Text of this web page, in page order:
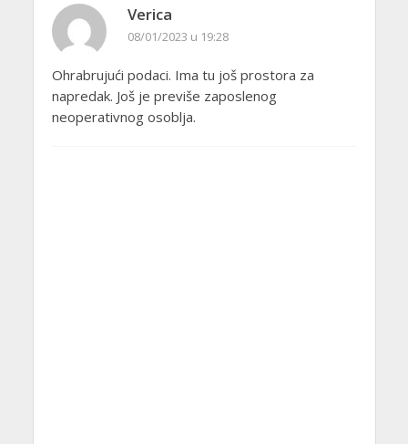
Verica
08/01/2023 u 19:28
Ohrabrujući podaci. Ima tu još prostora za
napredak. Još je previše zaposlenog
neoperativnog osoblja.